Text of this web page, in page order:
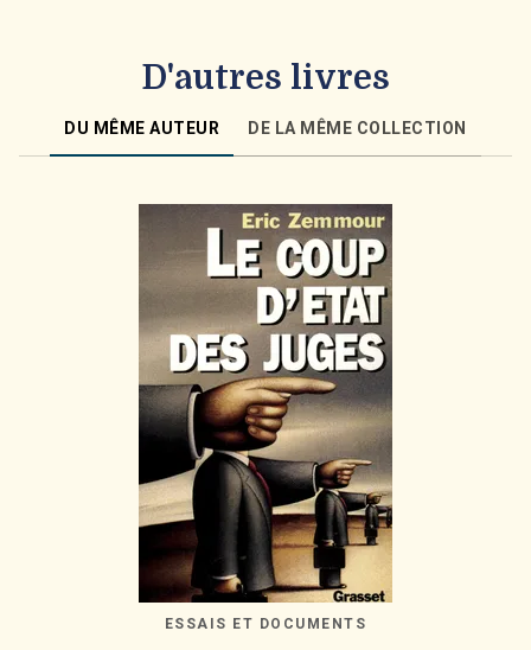
D'autres livres
DU MÊME AUTEUR DE LA MÊME COLLECTION
ESSAIS ET DOCUMENTS